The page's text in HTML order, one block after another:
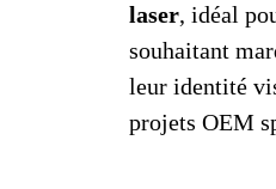
laser, idéal
souhaitant
leur identité
projets OEM